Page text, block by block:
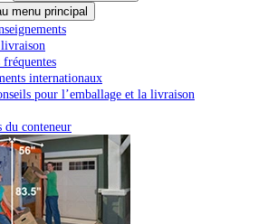
menu principal
internationaux
pour l’emballage et la livraison
du conteneur